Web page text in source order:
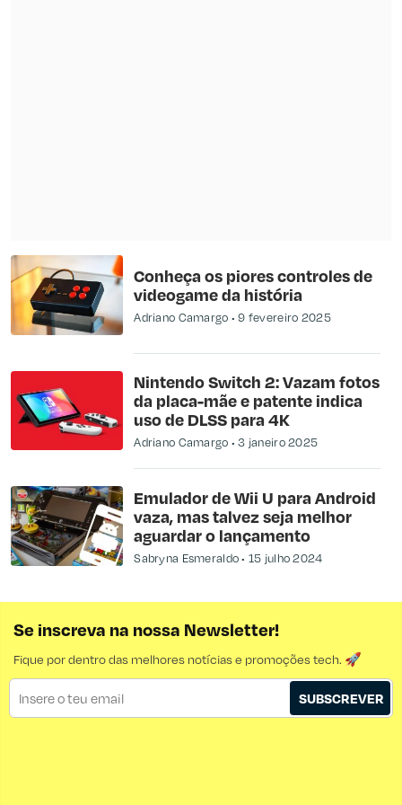
Conheça os piores controles de
videogame da história
Adriano Camargo 9 fevereiro 2025
Nintendo Switch 2: Vazam fotos
da placa-mãe e patente indica
uso de DLSS para 4K
Adriano Camargo 3 janeiro 2025
Emulador de Wii U para Android
vaza, mas talvez seja melhor
aguardar o lançamento
Sabryna Esmeraldo 15 julho 2024
Se inscreva na nossa Newsletter!
Fique por dentro das melhores notícias e promoções tech. 🚀
SUBSCREVER